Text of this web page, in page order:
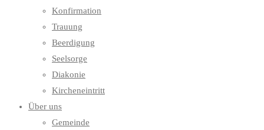
Konfirmation
Trauung
Beerdigung
Seelsorge
Diakonie
Kircheneintritt
Über uns
Gemeinde